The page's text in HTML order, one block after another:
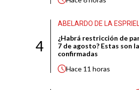
4
ABELARDO DE LA
¿Habrá restricción de
7 de agosto? Estas son
confirmadas
Hace 11 horas